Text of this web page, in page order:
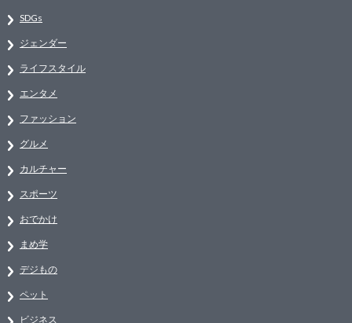
SDGs
ジェンダー
ライフスタイル
エンタメ
ファッション
グルメ
カルチャー
スポーツ
おでかけ
まめ学
デジもの
ペット
ビジネス